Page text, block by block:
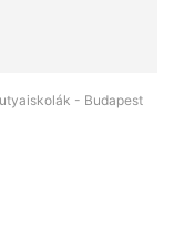
- Budapest